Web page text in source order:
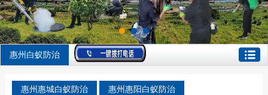
惠州白蚁防治
惠州惠城白蚁防治 惠州惠阳白蚁防治